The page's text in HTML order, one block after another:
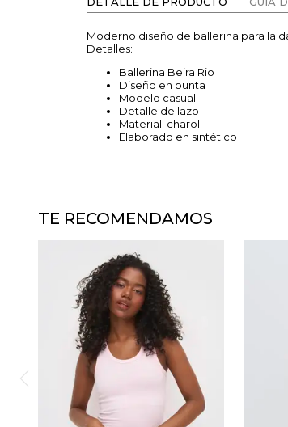
Moderno diseño de ballerina para la
Detalles:
Ballerina Beira Rio
Diseño en punta
Modelo casual
Detalle de lazo
Material: charol
Elaborado en sintético
TE RECOMENDAMOS